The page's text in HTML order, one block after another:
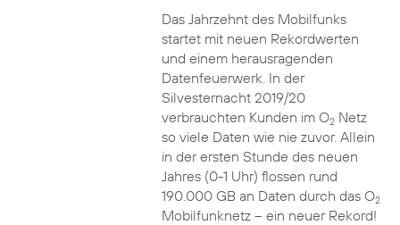
Das Jahrzehnt des Mobilfunks
startet mit neuen Rekordwerten
und einem herausragenden
Datenfeuerwerk. In der
Silvesternacht 2019/20
verbrauchten Kunden im O2Netz
so viele Daten wie nie zuvor. Allein
in der ersten Stunde des neuen
Jahres (0-1 Uhr) flossen rund
190.000 GB an Daten durch das O2
Mobilfunknetz – ein neuer Rekord!